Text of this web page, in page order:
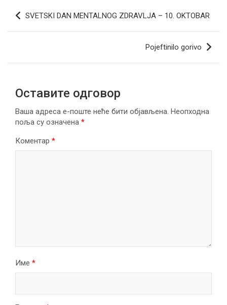
b
o
er
dI
n
s
A
gr
a
m
e
Кретање
чланка
SVETSKI DAN MENTALNOG ZDRAVLJA – 10. OKTOBAR
Pojeftinilo gorivo
Оставите одговор
Ваша адреса е-поште неће бити објављена. Неопходна
поља су означена *
Коментар *
Име *